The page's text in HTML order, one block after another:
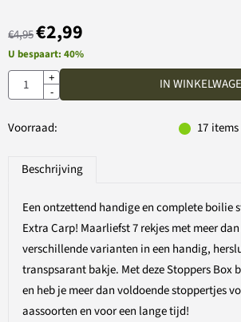
€4,95€2,99
U bespaart: 40%
Aantal
+
-
IN
Voorraad: 17 items
Beschrijving
Een ontzettend handige en complete boilie
Extra Carp! Maarliefst 7 rekjes met meer
verschillende varianten in een handig,
transpsarant bakje. Met deze Stoppers Box
en heb je meer dan voldoende stoppertjes
aassoorten en voor een lange tijd!